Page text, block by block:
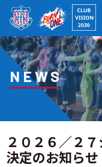
NEWS
２０２６／２
決定のお知らせ